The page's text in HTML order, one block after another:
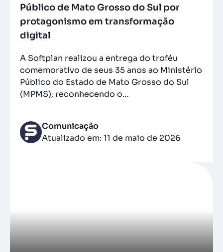
Público de Mato Grosso do Sul por
protagonismo em transformação
digital
A Softplan realizou a entrega do troféu
comemorativo de seus 35 anos ao Ministério
Público do Estado de Mato Grosso do Sul
(MPMS), reconhecendo o…
Comunicação
Atualizado em: 11 de maio de 2026